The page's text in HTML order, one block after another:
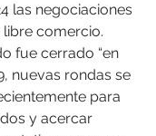
las negociaciones
comercio.
fue cerrado “en
nuevas rondas se
para
y acercar